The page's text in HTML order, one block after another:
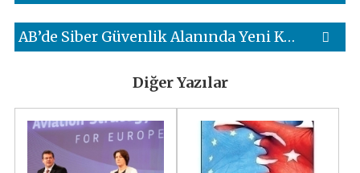
AB’de Siber Güvenlik Alanında Yeni Kurallar Belirlendi
Diğer Yazılar